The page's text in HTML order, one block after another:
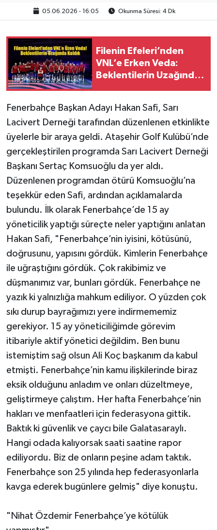
05.06.2026 - 16:05 Okunma Süresi: 4 Dk
Filenin Efeleri’nden
VNL’e Erken Veda:
Beklentilerin Uzağında
Fenerbahçe Başkan Adayı Hakan Safi, Sarı
Lacivert Derneği tarafından düzenlenen etkinlikte
üyelerle bir araya geldi. Ataşehir Golf Kulübü’nde
gerçekleştirilen programda Sarı Lacivert Derneği
Başkanı Sertaç Komsuoğlu da yer aldı.
Düzenlenen programdan ötürü Komsuoğlu’na
teşekkür eden Safi, ardından açıklamalarda
bulundu. İlk olarak Fenerbahçe’de 15 ay
yöneticilik yaptığı süreçte neler yaptığını anlatan
Hakan Safi, "Fenerbahçe’nin iyisini, kötüsünü,
doğrusunu, yapısını gördük. Kimlerin Fenerbahçe
ile uğraştığını gördük. Çok rakibimiz ve
düşmanımız var, bunları gördük. Fenerbahçe ne
yazık ki yalnızlığa mahkum ediliyor. O yüzden çok
sıkı durup bayrağımızı yere indirmememiz
gerekiyor. 15 ay yöneticiliğimde görevim
itibariyle aktif yönetici değildim. Ben bunu
istemiştim sağ olsun Ali Koç başkanım da kabul
etmişti. Fenerbahçe’nin kamu ilişkilerinde biraz
eksik olduğunu anladım ve onları düzeltmeye,
geliştirmeye çalıştım. Her hafta Fenerbahçe’nin
hakları ve menfaatleri için federasyona gittik.
Baktık ki güvenlik ve çaycı bile Galatasaraylı.
Hangi odada kalıyorsak saati saatine rapor
ediliyordu. Biz de onların peşine adam taktık.
Fenerbahçe son 25 yılında hep federasyonlarla
kavga ederek bugünlere gelmiş" diye konuştu.
"Nihat Özdemir Fenerbahçe’ye kötülük